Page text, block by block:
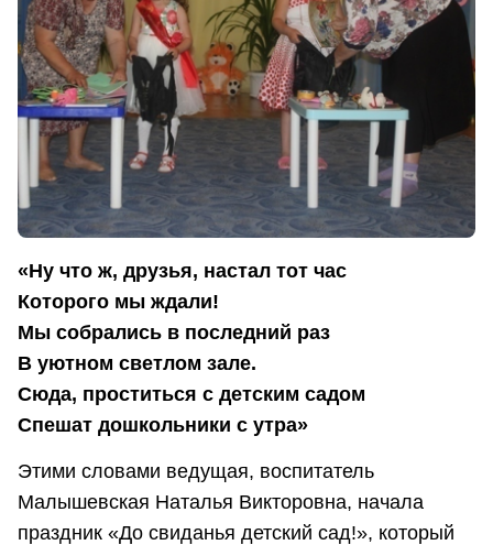
«Ну что ж, друзья, настал тот час
Которого мы ждали!
Мы собрались в последний раз
В уютном светлом зале.
Сюда, проститься с детским садом
Спешат дошкольники с утра»
Этими словами ведущая, воспитатель
Малышевская Наталья Викторовна, начала
праздник «До свиданья детский сад!», который